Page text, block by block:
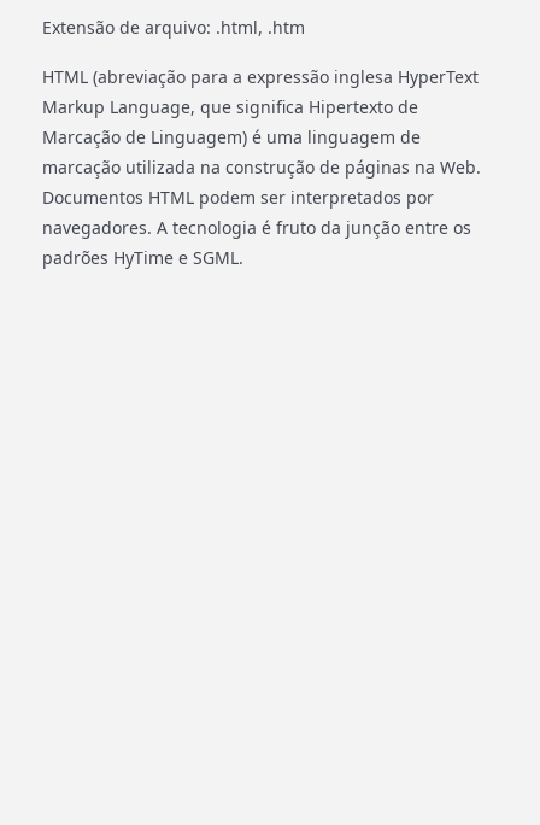
Extensão de arquivo: .html, .htm
HTML (abreviação para a expressão inglesa HyperText
Markup Language, que significa Hipertexto de
Marcação de Linguagem) é uma linguagem de
marcação utilizada na construção de páginas na Web.
Documentos HTML podem ser interpretados por
navegadores. A tecnologia é fruto da junção entre os
padrões HyTime e SGML.